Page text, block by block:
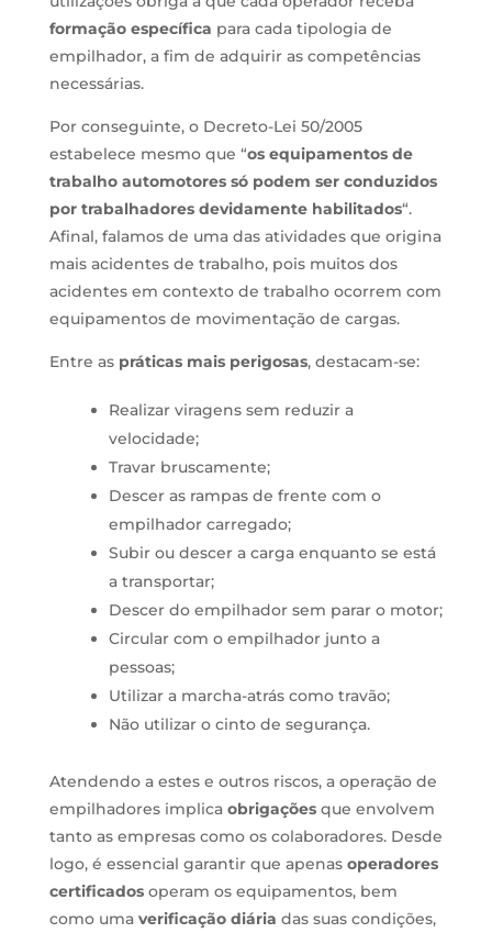
formação específica para cada tipologia de
empilhador, a fim de adquirir as competências
necessárias.
Por conseguinte, o Decreto-Lei 50/2005
estabelece mesmo que “os equipamentos de
trabalho automotores só podem ser conduzidos
por trabalhadores devidamente habilitados“.
Afinal, falamos de uma das atividades que origina
mais acidentes de trabalho, pois muitos dos
acidentes em contexto de trabalho ocorrem com
equipamentos de movimentação de cargas.
Entre as práticas mais perigosas, destacam-se:
Realizar viragens sem reduzir a
velocidade;
Travar bruscamente;
Descer as rampas de frente com o
empilhador carregado;
Subir ou descer a carga enquanto se está
a transportar;
Descer do empilhador sem parar o motor;
Circular com o empilhador junto a
pessoas;
Utilizar a marcha-atrás como travão;
Não utilizar o cinto de segurança.
Atendendo a estes e outros riscos, a operação de
empilhadores implica obrigaçõesque envolvem
tanto as empresas como os colaboradores. Desde
logo, é essencial garantir que apenas operadores
certificadosoperam os equipamentos, bem
como umaverificação diária das suas condições,